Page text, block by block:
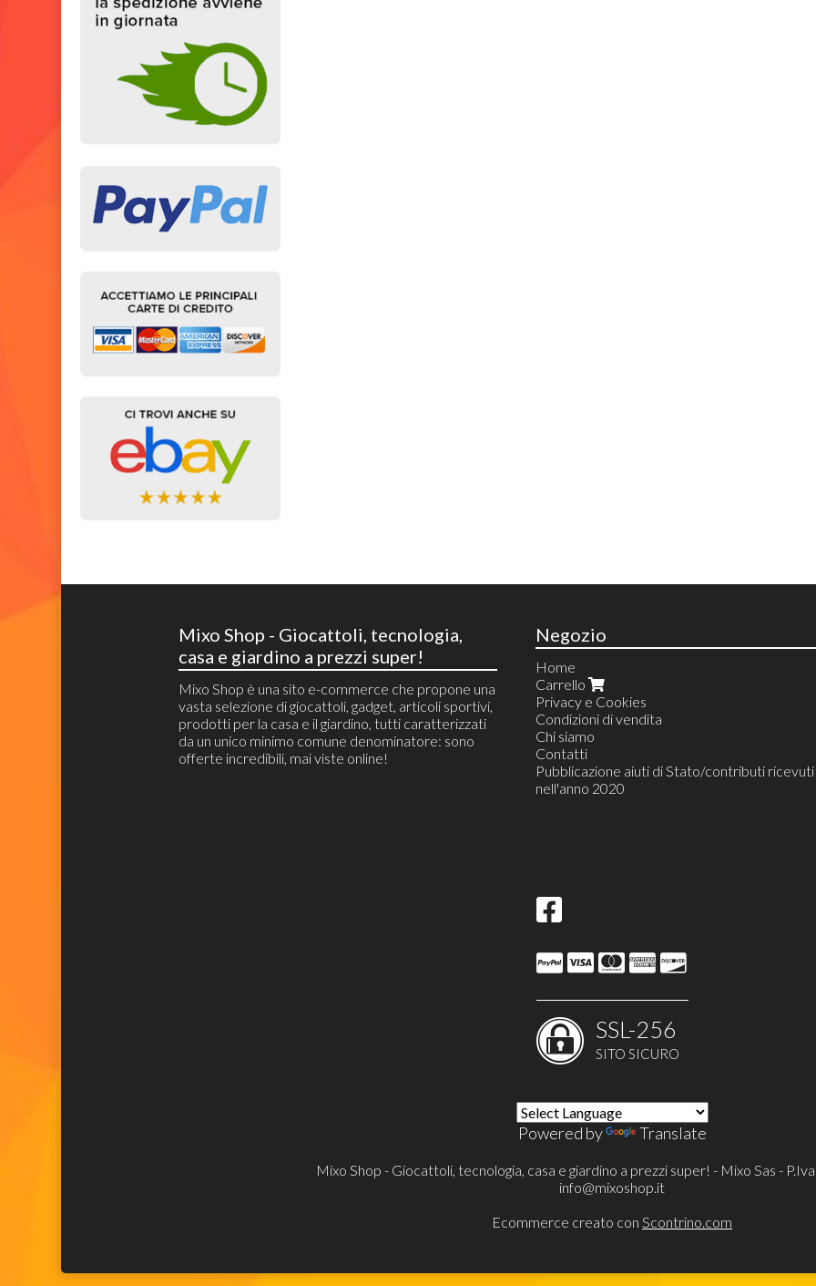
Mixo Shop - Giocattoli, tecnologia,
casa e giardino a prezzi super!
Mixo Shop è una sito e-commerce che propone una
vasta selezione di giocattoli, gadget, articoli sportivi,
prodotti per la casa e il giardino, tutti caratterizzati
da un unico minimo comune denominatore: sono
offerte incredibili, mai viste online!
Negozio
Home
Carrello
Privacy e Cookies
Condizioni di vendita
Chi siamo
Contatti
Pubblicazione aiuti di Stato/contributi ricevuti
nell'anno 2020
SSL-256
SITO SICURO
Powered by Translate
Mixo Shop - Giocattoli, tecnologia, casa e giardino a prezzi super! - Mixo Sas -
info@mixoshop.it
Ecommerce creato con Scontrino.com